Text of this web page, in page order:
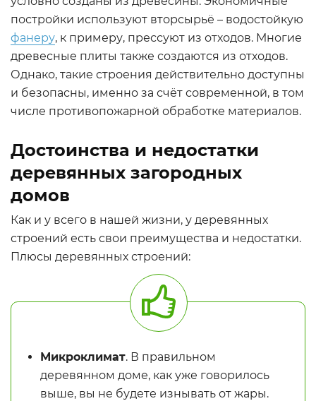
постройки используют вторсырьё – водостойкую
фанеру, к примеру, прессуют из отходов. Многие
древесные плиты также создаются из отходов.
Однако, такие строения действительно доступны
и безопасны, именно за счёт современной, в том
числе противопожарной обработке материалов.
Достоинства и недостатки
деревянных загородных
домов
Как и у всего в нашей жизни, у деревянных
строений есть свои преимущества и недостатки.
Плюсы деревянных строений:
Микроклимат. В правильном
деревянном доме, как уже говорилось
выше, вы не будете изнывать от жары.